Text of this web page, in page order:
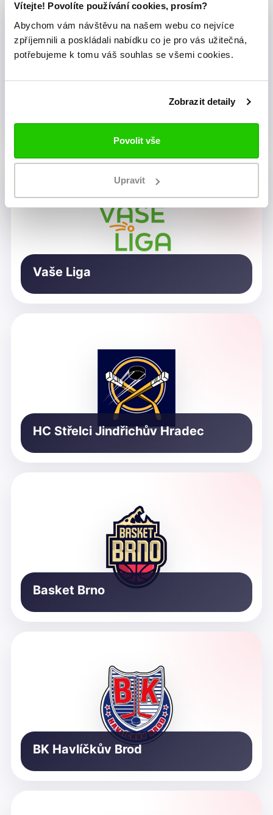
Vítejte! Povolíte používání cookies, prosím?
Abychom vám návštěvu na našem webu co nejvíce
zpříjemnili a poskládali nabídku co je pro vás užitečná,
potřebujeme k tomu váš souhlas se všemi cookies.
Zobrazit detaily
Povolit vše
Upravit
Vaše Liga
HC Střelci Jindřichův Hradec
Basket Brno
BK Havlíčkův Brod